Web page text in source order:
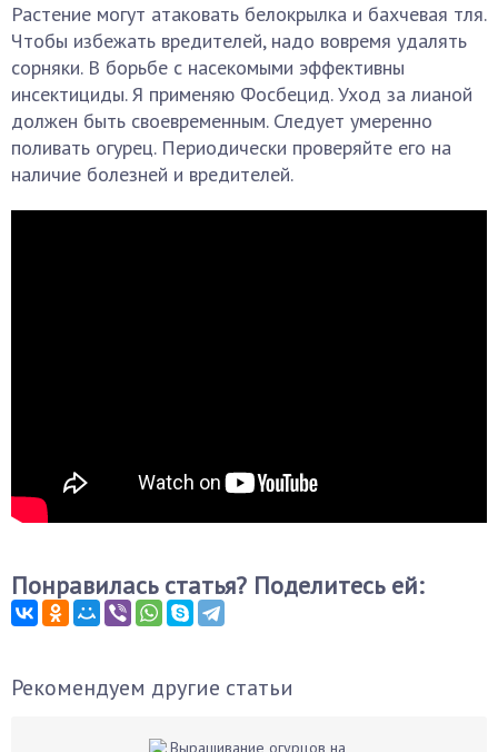
Растение могут атаковать белокрылка и бахчевая тля.
Чтобы избежать вредителей, надо вовремя удалять
сорняки. В борьбе с насекомыми эффективны
инсектициды. Я применяю Фосбецид. Уход за лианой
должен быть своевременным. Следует умеренно
поливать огурец. Периодически проверяйте его на
наличие болезней и вредителей.
Понравилась статья? Поделитесь ей:
Рекомендуем другие статьи